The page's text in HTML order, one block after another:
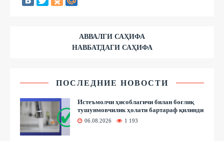
АВВАЛГИ САҲИФА
НАВБАТДАГИ САҲИФА
ПОСЛЕДНИЕ НОВОСТИ
Истеъмолчи ҳисоблагичи билан боғлиқ
тушунмовчилик ҳолати бартараф қилинди
06.08.2026 1 193